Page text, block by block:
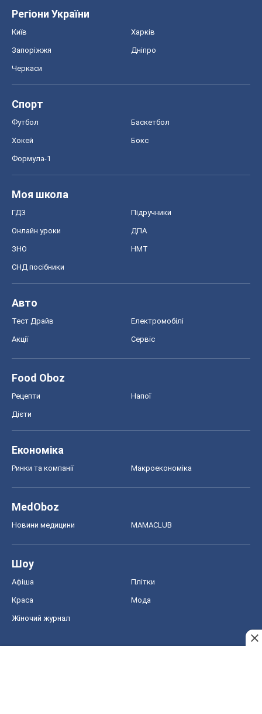
Регіони України
Київ Харків
Запоріжжя Дніпро
Черкаси
Спорт
Футбол Баскетбол
Хокей Бокс
Формула-1
Моя школа
ГДЗ Підручники
Онлайн уроки ДПА
ЗНО НМТ
СНД посібники
Авто
Тест Драйв Електромобілі
Акції Сервіс
Food Oboz
Рецепти Напої
Дієти
Економіка
Ринки та компанії Макроекономіка
MedOboz
Новини медицини MAMACLUB
Шоу
Афіша Плітки
Краса Мода
Жіночий журнал